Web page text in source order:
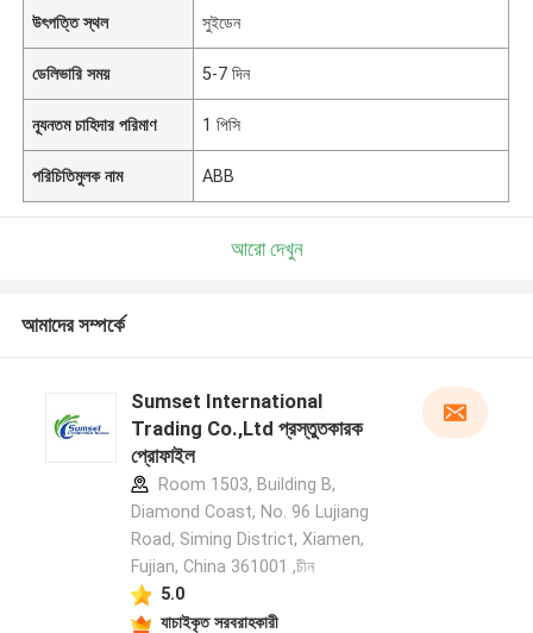
উৎপত্তি স্থল সুইডেন
ডেলিভারি সময় 5-7 দিন
ন্যূনতম চাহিদার পরিমাণ 1 পিসি
পরিচিতিমুলক নাম ABB
আরো দেখুন
আমাদের সম্পর্কে
Sumset International
Trading Co.,Ltd প্রস্তুতকারক
প্রোফাইল
Room 1503, Building B,
Diamond Coast, No. 96 Lujiang
Road, Siming District, Xiamen,
Fujian, China 361001 ,চীন
5.0
যাচাইকৃত সরবরাহকারী